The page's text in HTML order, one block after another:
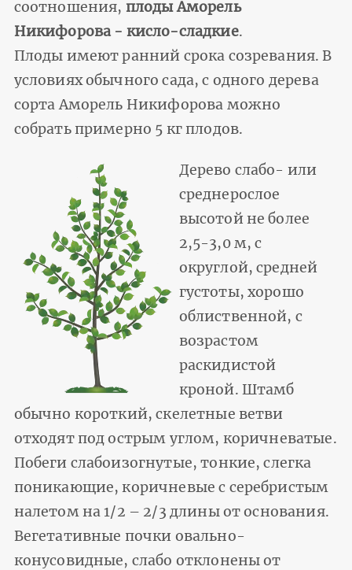
соотношения, плоды Аморель
Никифорова - кисло-сладкие.
Плоды имеют ранний срока созревания. В
условиях обычного сада, с одного дерева
сорта Аморель Никифорова можно
собрать примерно 5 кг плодов.
Дерево слабо- или
среднерослое
высотой не более
2,5-3,0 м, с
округлой, средней
густоты, хорошо
облиственной, с
возрастом
раскидистой
кроной. Штамб
обычно короткий, скелетные ветви
отходят под острым углом, коричневатые.
Побеги слабоизогнутые, тонкие, слегка
поникающие, коричневые с серебристым
налетом на 1/2 – 2/3 длины от основания.
Вегетативные почки овально-
конусовидные, слабо отклонены от